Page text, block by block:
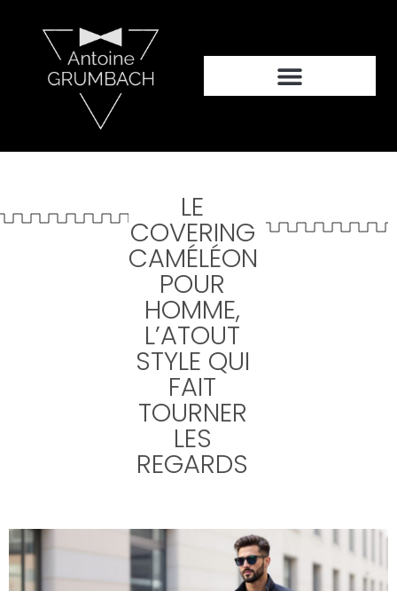
LE
COVERING
CAMÉLÉON
POUR
HOMME,
L’ATOUT
STYLE QUI
FAIT
TOURNER
LES
REGARDS